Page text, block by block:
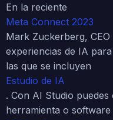
En la reciente
Meta Connect 2023
Mark Zuckerberg,
experiencias de IA
las que se incluyen
Estudio de IA
. Con AI Studio
herramienta o